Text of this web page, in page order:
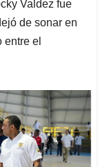
Valdez fue
de sonar en
entre el